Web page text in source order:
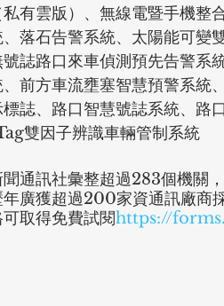
私有雲版）、無線電暨手機整
、落石告警系統、太陽能可
誌路口來車偵測預先告警系
前方車流壅塞智慧預警系統
誌、路口智慧號誌系統、路
雙因子辨識車輛管制系統
通訊社彙整超過283個機關
年廣獲超過200家資通訊廠商
取得免費試閱https://